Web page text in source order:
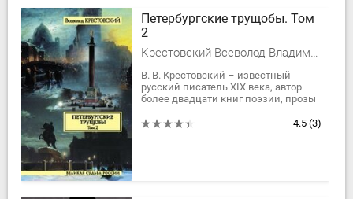
Петербургские трущобы. Том
2
Крестовский Всеволод Владимирович
В. В. Крестовский – известный
русский писатель XIX века, автор
более двадцати книг поэзии, прозы
«Петербургские трущобы» –
4.5 (3)